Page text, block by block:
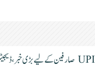
UPI صارفین کے لیے بڑی خبر، ڈیجیٹل ادائیگی پہلے کی طرح مفت رہے گی